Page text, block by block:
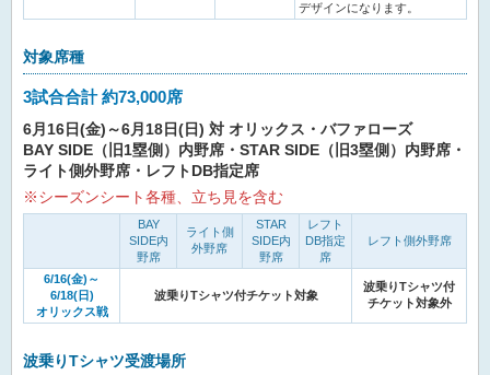
デザインになります。
対象席種
3試合合計 約73,000席
6月16日(金)～6月18日(日) 対 オリックス・バファローズ
BAY SIDE（旧1塁側）内野席・STAR SIDE（旧3塁側）内野席・
ライト側外野席・レフトDB指定席
※シーズンシート各種、立ち見を含む
BAY
SIDE内
野席
ライト側
外野席
STAR
SIDE内
野席
レフト
DB指定
席
レフト側外野席
6/16(金)～
6/18(日)
オリックス戦
波乗りTシャツ付チケット対象
波乗りTシャツ付
チケット対象外
波乗りTシャツ受渡場所